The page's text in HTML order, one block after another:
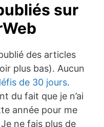
sur
des articles
plus bas). Aucun
de 30 jours.
du fait que je n’ai
année pour me
ne fais plus de